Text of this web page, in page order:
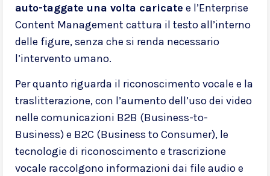
auto-taggate una volta caricate e l’Enterprise
Content Management cattura il testo all’interno
delle figure, senza che si renda necessario
l’intervento umano.
Per quanto riguarda il riconoscimento vocale e la
traslitterazione, con l’aumento dell’uso dei video
nelle comunicazioni B2B (Business-to-
Business) e B2C (Business to Consumer), le
tecnologie di riconoscimento e trascrizione
vocale raccolgono informazioni dai file audio e